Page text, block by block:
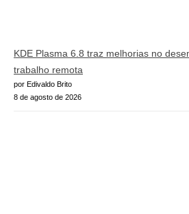
KDE Plasma 6.8 traz melhorias no
trabalho remota
por Edivaldo Brito
8 de agosto de 2026